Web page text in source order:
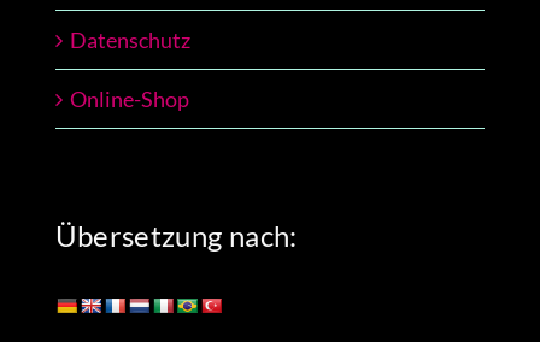
Datenschutz
Online-Shop
Übersetzung nach: